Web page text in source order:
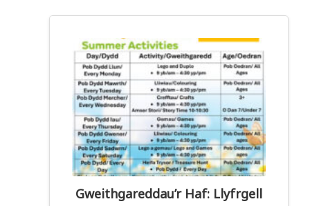
Gweithgareddau’r Haf: Llyfrgell